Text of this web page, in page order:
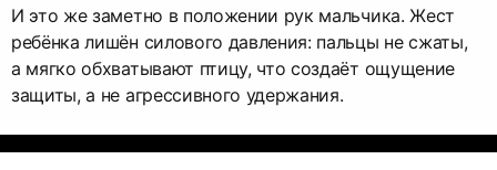
И это же заметно в положении рук мальчика. Жест
ребёнка лишён силового давления: пальцы не сжаты,
а мягко обхватывают птицу, что создаёт ощущение
защиты, а не агрессивного удержания.